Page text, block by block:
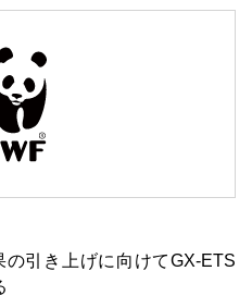
の引き上げに向けてGX-ETS